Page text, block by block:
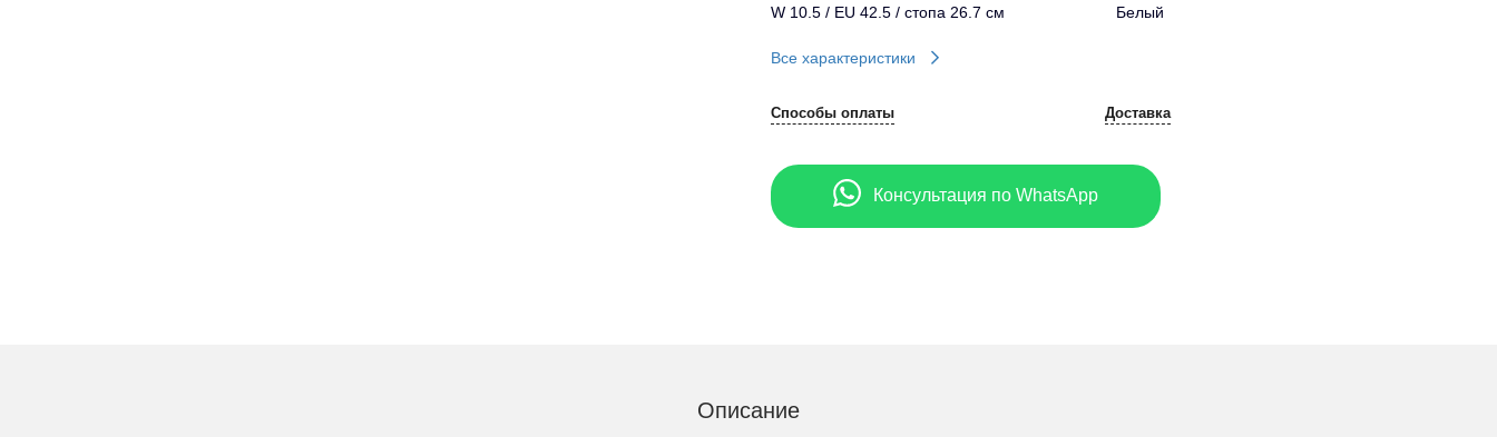
W 10.5 / EU 42.5 / стопа 26.7 см
Белый
Все характеристики
Способы оплаты Доставка
Консультация по WhatsApp
Описание